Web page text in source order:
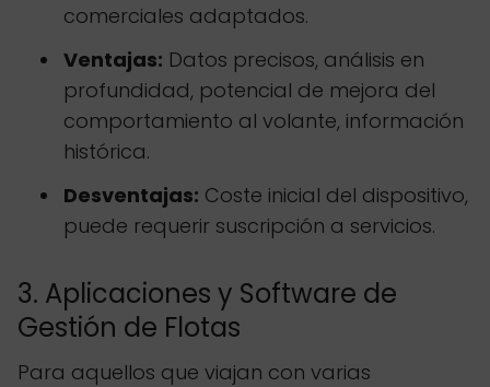
comerciales adaptados.
Ventajas: Datos precisos, análisis en
profundidad, potencial de mejora del
comportamiento al volante, información
histórica.
Desventajas: Coste inicial del dispositivo,
puede requerir suscripción a servicios.
3. Aplicaciones y Software de
Gestión de Flotas
Para aquellos que viajan con varias